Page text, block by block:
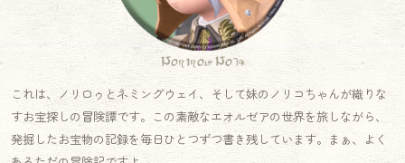
Norirow Note
これは、ノリロゥとネミングウェイ、そして妹のノリコちゃんが織りな
すお宝探しの冒険譚です。この素敵なエオルゼアの世界を旅しながら、
発掘したお宝物の記録を毎日ひとつずつ書き残しています。まぁ、よく